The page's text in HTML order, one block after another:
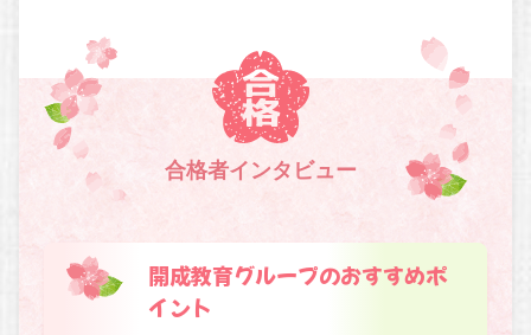
合格者インタビュー
開成教育グループのおすすめポ
イント